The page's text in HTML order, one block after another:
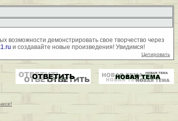
демонстрировать свое творчество через
и создавайте новые произведения! Увидимся!
Цитировать